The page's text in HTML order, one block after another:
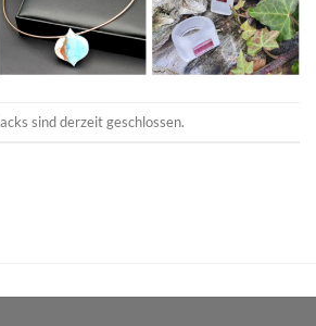
sind derzeit geschlossen.